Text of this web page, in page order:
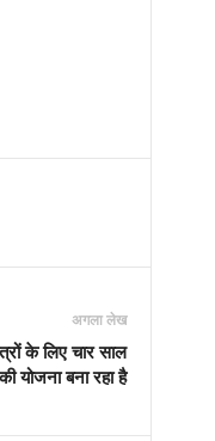
अगला लेख
के लिए चार साल
योजना बना रहा है